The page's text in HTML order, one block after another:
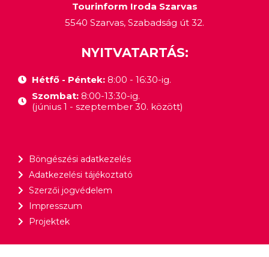
Tourinform Iroda Szarvas
5540 Szarvas, Szabadság út 32.
NYITVATARTÁS:
Hétfő - Péntek:8:00 - 16:30-ig.
Szombat: 8:00-13:30-ig.
(június 1 - szeptember 30. között)
Böngészési adatkezelés
Adatkezelési tájékoztató
Szerzői jogvédelem
Impresszum
Projektek